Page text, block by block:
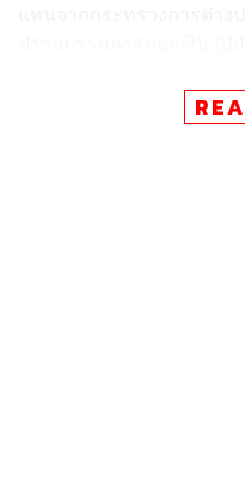
ธนาคารไทยพาณิชย์, ธนา
ธนชาต และธนาคารกรุงเ